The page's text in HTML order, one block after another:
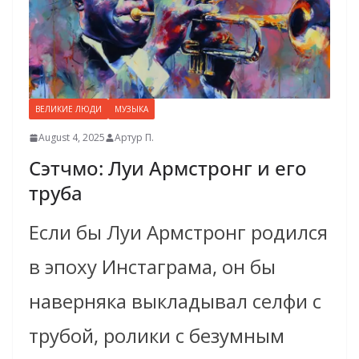
ВЕЛИКИЕ ЛЮДИ МУЗЫКА
August 4, 2025 Артур П.
Сэтчмо: Луи Армстронг и его
труба
Если бы Луи Армстронг родился
в эпоху Инстаграма, он бы
наверняка выкладывал селфи с
трубой, ролики с безумным